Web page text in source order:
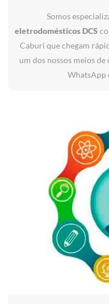
Somos
eletrodomésticos DCS
Caburi que chegam
um dos nossos meios
WhatsApp